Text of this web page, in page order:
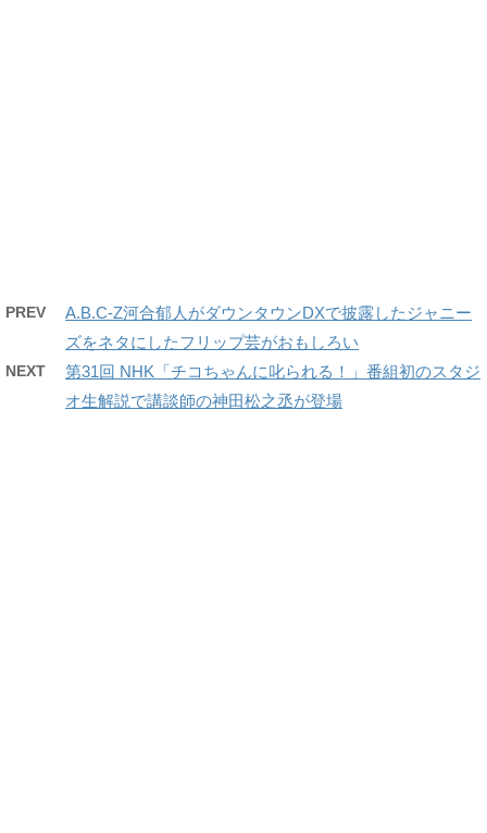
PREV
A.B.C-Z河合郁人がダウンタウンDXで披露したジャニー
ズをネタにしたフリップ芸がおもしろい
NEXT
第31回 NHK「チコちゃんに叱られる！」番組初のスタジ
オ生解説で講談師の神田松之丞が登場